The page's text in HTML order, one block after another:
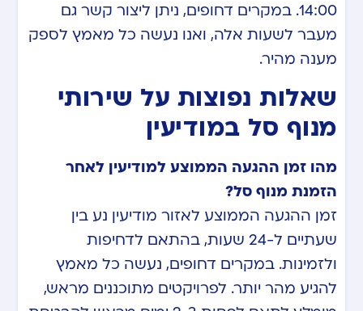
14:00. במקרים דחופים, ניתן ליצור קשר גם
מעבר לשעות אלה, ואנו נעשה כל מאמץ לספק
מענה מהיר.
שאלות נפוצות על שירותי
מנוף סל במודיעין
מהו זמן ההגעה הממוצע למודיעין לאחר
הזמנת מנוף סל?
זמן ההגעה הממוצע לאזור מודיעין נע בין
שעתיים ל-24 שעות, בהתאם לדחיפות
ולזמינות. במקרים דחופים, נעשה כל מאמץ
להגיע מהר יותר. לפרויקטים מתוכננים מראש,